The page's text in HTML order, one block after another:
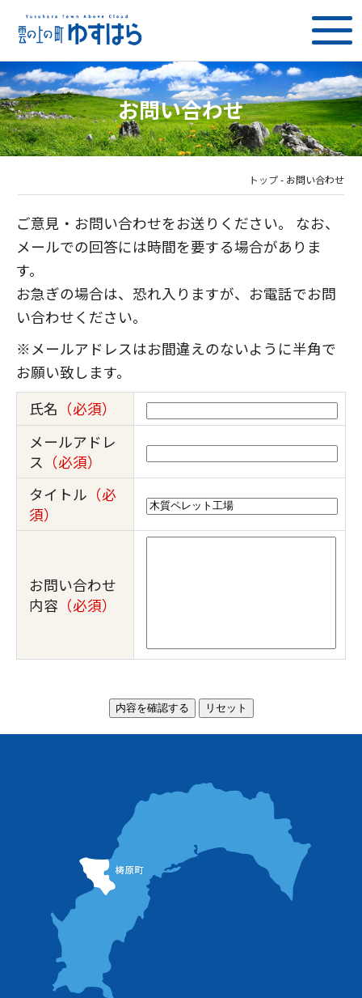
お問い合わせ
トップ - お問い合わせ
ご意見・お問い合わせをお送りください。 なお、
メールでの回答には時間を要する場合がありま
す。
お急ぎの場合は、恐れ入りますが、お電話でお問
い合わせください。
※メールアドレスはお間違えのないように半角で
お願い致します。
氏名 （必須）
メールアドレ
ス （必須）
タイトル （必
須）
お問い合わせ
内容 （必須）